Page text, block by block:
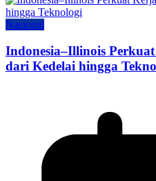
Nasional
Indonesia–Illinois
dari Kedelai hingga